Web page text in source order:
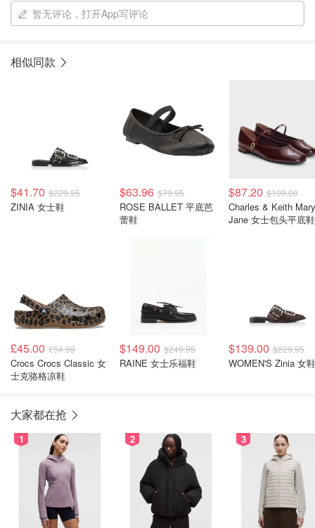
暂无评论，打开App写评论
相似同款
$41.70 $229.95
ZINIA 女士鞋
$63.96 $79.95
ROSE BALLET 平底芭
蕾鞋
$87.20 $109.00
Charles & Keith Mary
Jane 女士包头平底鞋
£45.00 £54.99
Crocs Crocs Classic 女
士克骆格凉鞋
$149.00 $249.95
RAINE 女士乐福鞋
$139.00 $229.95
WOMEN'S Zinia 女鞋
大家都在抢
1 2 3